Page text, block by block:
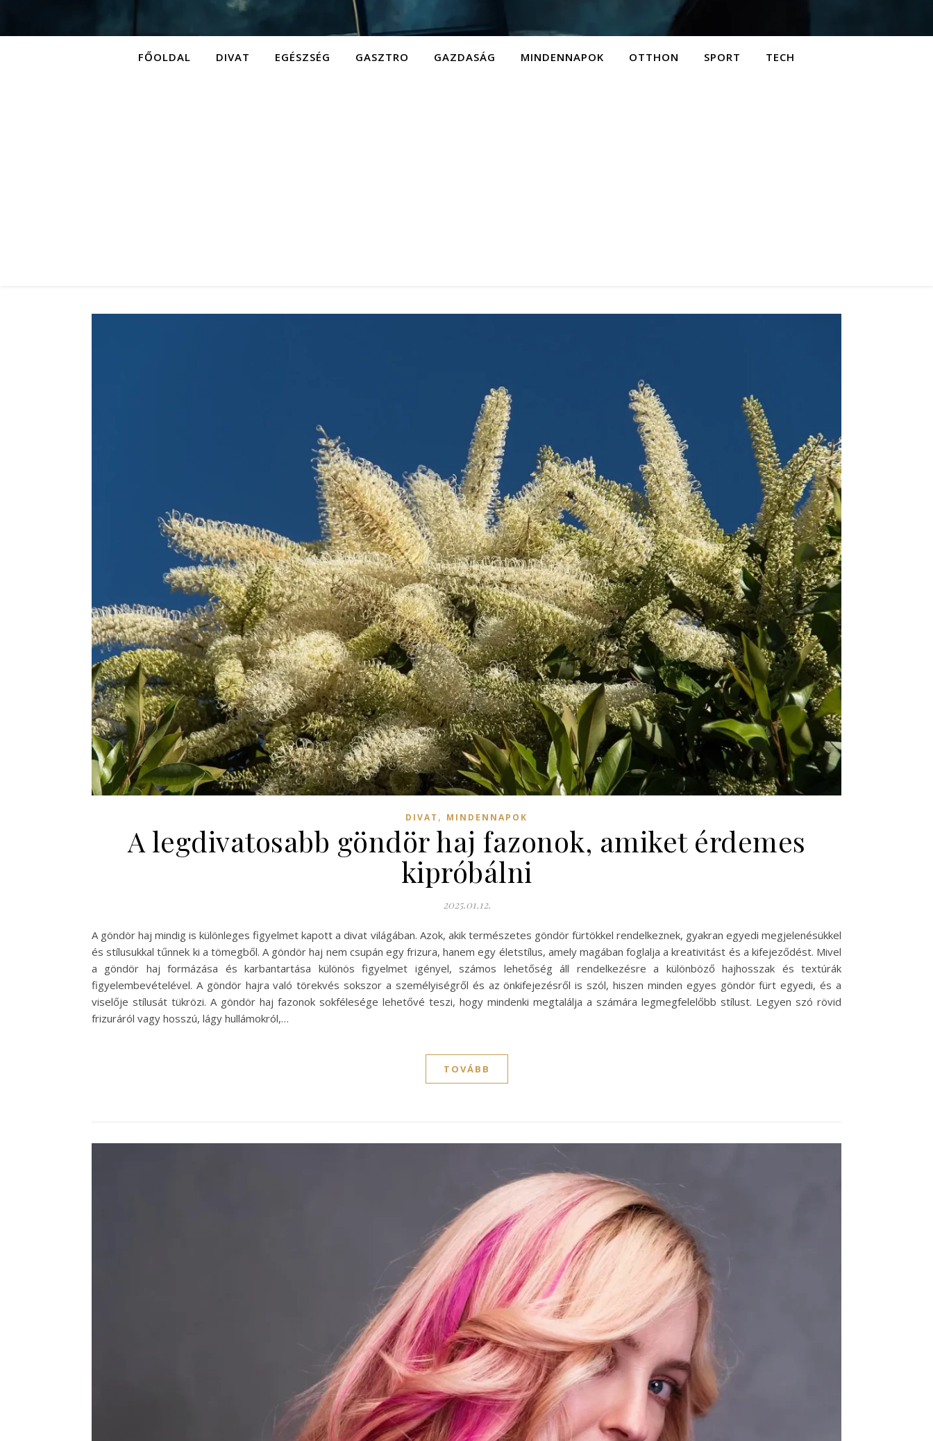
FŐOLDAL DIVAT EGÉSZSÉG GASZTRO GAZDASÁG MINDENNAPOK OTTHON SPORT TECH
DIVAT , MINDENNAPOK
A legdivatosabb göndör haj fazonok, amiket érdemes
kipróbálni
2025.01.12.
A göndör haj mindig is különleges figyelmet kapott a divat világában. Azok, akik természetes göndör fürtökkel rendelkeznek, gyakran egyedi megjelenésükkel
és stílusukkal tűnnek ki a tömegből. A göndör haj nem csupán egy frizura, hanem egy életstílus, amely magában foglalja a kreativitást és a kifejeződést. Mivel
a göndör haj formázása és karbantartása különös figyelmet igényel, számos lehetőség áll rendelkezésre a különböző hajhosszak és textúrák
figyelembevételével. A göndör hajra való törekvés sokszor a személyiségről és az önkifejezésről is szól, hiszen minden egyes göndör fürt egyedi, és a
viselője stílusát tükrözi. A göndör haj fazonok sokfélesége lehetővé teszi, hogy mindenki megtalálja a számára legmegfelelőbb stílust. Legyen szó rövid
frizuráról vagy hosszú, lágy hullámokról,…
TOVÁBB